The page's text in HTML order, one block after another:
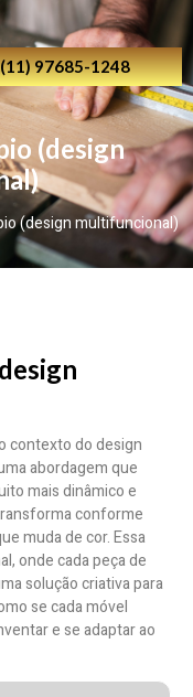
(11) 97685-1248
(design
(design multifuncional)
contexto do design
abordagem que
mais dinâmico e
conforme
muda de cor. Essa
onde cada peça de
solução criativa para
se cada móvel
e se adaptar ao